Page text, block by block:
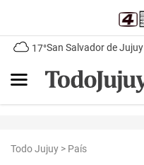
17°San Salvador de Jujuy
Todo Jujuy > País